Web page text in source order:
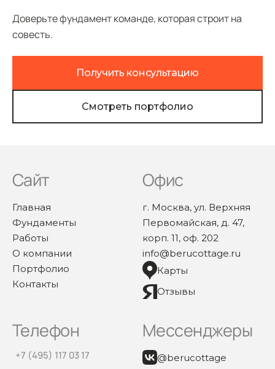
Доверьте фундамент команде, которая строит на
совесть.
Получить консультацию
Смотреть портфолио
Сайт
Главная
Фундаменты
Работы
О компании
Портфолио
Контакты
Офис
г. Москва, ул. Верхняя
Первомайская, д. 47,
корп. 11, оф. 202
info@berucottage.ru
Карты
Отзывы
Телефон
+7 (495) 117 03 17
Мессенджеры
@berucottage